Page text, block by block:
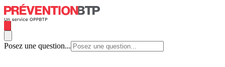
Posez une question...